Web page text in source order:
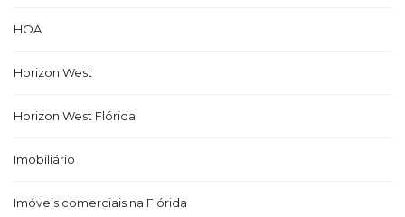
HOA
Horizon West
Horizon West Flórida
Imobiliário
Imóveis comerciais na Flórida